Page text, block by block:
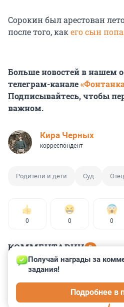
Сорокин был арестован
после того, какего сын
Больше новостей в нашем
телеграм-канале
Подписывайтесь, чтобы
важном.
Кира Черных
корреспондент
Родители и дети Суд
0 0 0
КОММЕНТАРИИ 8
Гость
Истинный скрепоносец!
Получай награды за
задания!
Подробнее в